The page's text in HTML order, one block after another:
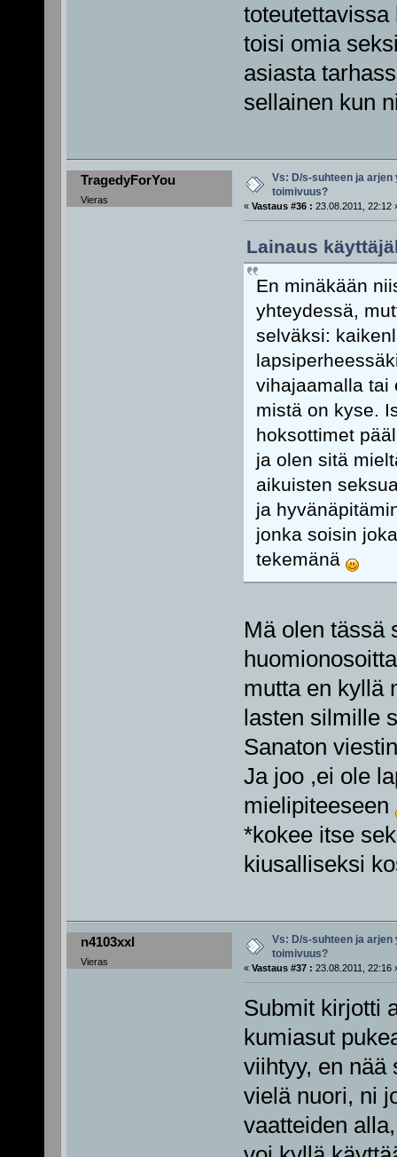
toisi omia
asiasta
sellainen kun
TragedyForYou
Vieras
Vs: D/s-suhteen ja arjen
toimivuus?
« Vastaus #36 : 23.08.2011, 22:12
Lainaus
En minäkään
yhteydessä,
selväksi:
vihajaamalla tai
mistä on kyse.
hoksottimet
ja olen sitä
aikuisten
ja
jonka soisin
tekemänä
Mä olen tässä
mutta en kyllä
lasten silmille
Sanaton
Ja joo ,ei ole
mielipiteeseen
*kokee itse
kiusalliseksi
n4103xxl
Vieras
Vs: D/s-suhteen ja arjen
toimivuus?
« Vastaus #37 : 23.08.2011, 22:16
Submit kirjotti
kumiasut
viihtyy, en nää
vielä nuori, ni
vaatteiden